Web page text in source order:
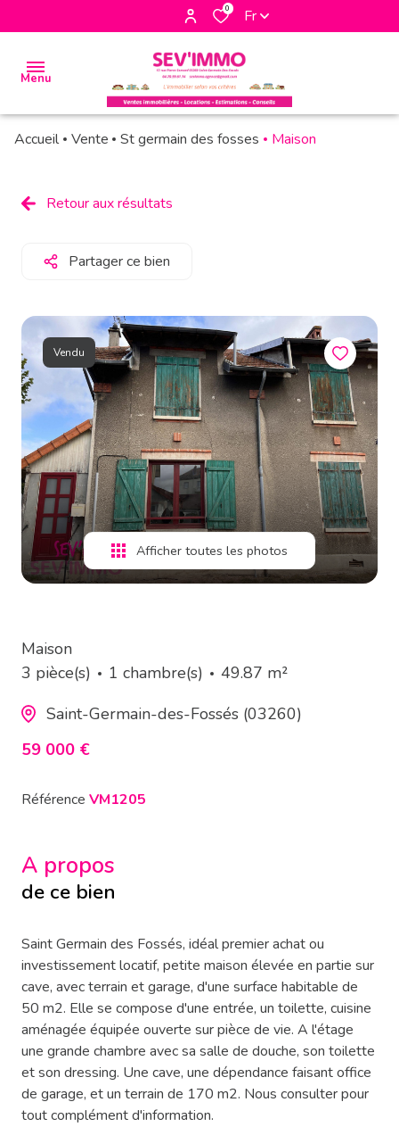
0 Fr
Menu
biens
à la
location
biens
vendus
estimation
alerte
e-
mail
contact
Accueil Vente St germain des fosses Maison
Retour aux résultats
Partager ce bien
Vendu
Afficher toutes les photos
Maison
3 pièce(s)
1 chambre(s)
49.87 m²
Saint-Germain-des-Fossés (03260)
59 000 €
Référence VM1205
A propos
de ce bien
Saint Germain des Fossés, idéal premier achat ou
investissement locatif, petite maison élevée en partie sur
cave, avec terrain et garage, d'une surface habitable de
50 m2. Elle se compose d'une entrée, un toilette, cuisine
aménagée équipée ouverte sur pièce de vie. A l'étage
une grande chambre avec sa salle de douche, son toilette
et son dressing. Une cave, une dépendance faisant office
de garage, et un terrain de 170 m2. Nous consulter pour
tout complément d'information.